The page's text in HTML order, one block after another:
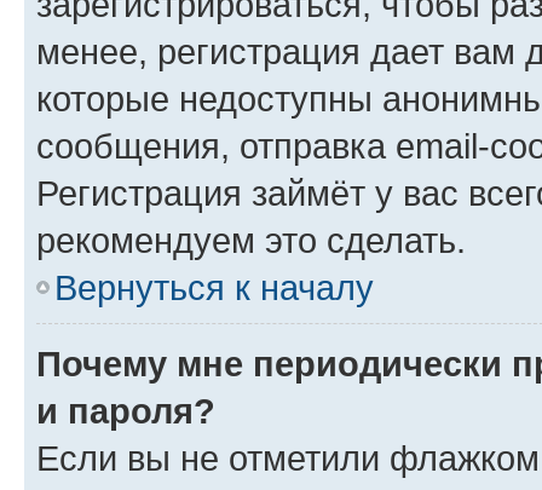
менее, регистрация дает вам
которые недоступны
сообщения, отправка email-
Регистрация займёт у вас
рекомендуем это сделать.
Вернуться к началу
Почему мне периодически
и пароля?
Если вы не отметили